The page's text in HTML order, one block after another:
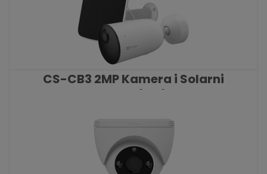
CS-CB3 2MP Kamera i Solarni